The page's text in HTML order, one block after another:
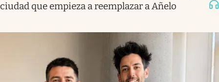
ciudad que empieza a reemplazar a Añelo